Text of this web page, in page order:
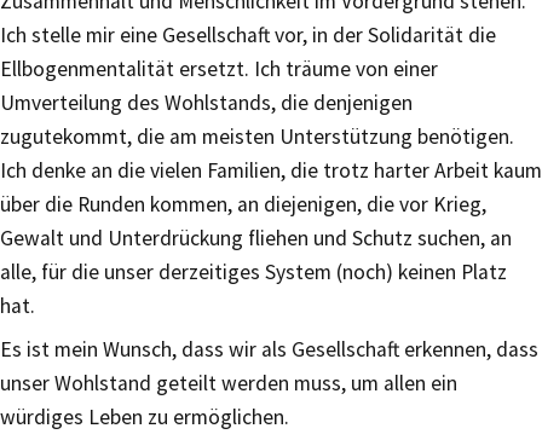
Ich stelle mir eine Gesellschaft vor, in der Solidarität die
Ellbogenmentalität ersetzt. Ich träume von einer
Umverteilung des Wohlstands, die denjenigen
zugutekommt, die am meisten Unterstützung benötigen.
Ich denke an die vielen Familien, die trotz harter Arbeit kaum
über die Runden kommen, an diejenigen, die vor Krieg,
Gewalt und Unterdrückung fliehen und Schutz suchen, an
alle, für die unser derzeitiges System (noch) keinen Platz
hat.
Es ist mein Wunsch, dass wir als Gesellschaft erkennen, dass
unser Wohlstand geteilt werden muss, um allen ein
würdiges Leben zu ermöglichen.